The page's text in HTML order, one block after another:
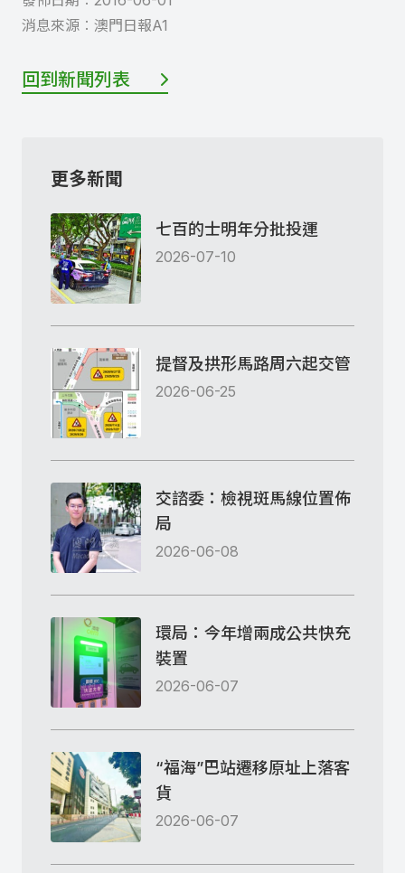
消息來源︰ 澳門日報A1
回到新聞列表
更多新聞
七百的士明年分批投運
2026-07-10
提督及拱形馬路周六起交管
2026-06-25
交諮委：檢視斑馬線位置佈
局
2026-06-08
環局：今年增兩成公共快充
裝置
2026-06-07
“福海”巴站遷移原址上落客
貨
2026-06-07